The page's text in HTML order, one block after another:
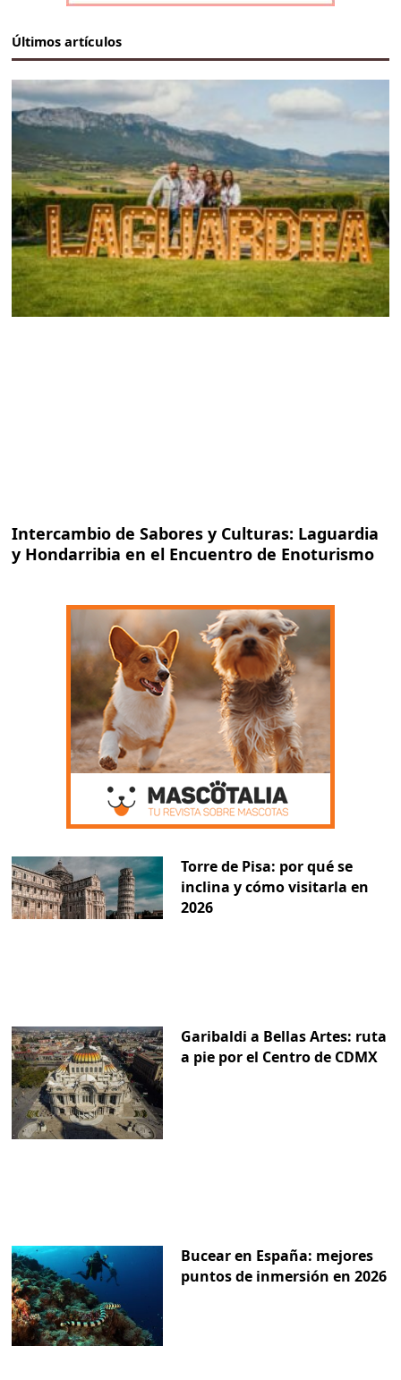
Últimos artículos
Intercambio de Sabores y Culturas: Laguardia
y Hondarribia en el Encuentro de Enoturismo
Torre de Pisa: por qué se
inclina y cómo visitarla en
2026
Garibaldi a Bellas Artes: ruta
a pie por el Centro de CDMX
Bucear en España: mejores
puntos de inmersión en 2026